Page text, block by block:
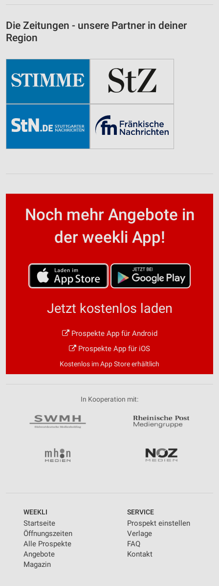
Die Zeitungen - unsere Partner in deiner
Region
Noch mehr Angebote in
der weekli App!
Jetzt kostenlos laden
Prospekte App für Android
Prospekte App für iOS
Kostenlos im App Store erhältlich
In Kooperation mit:
WEEKLI
Startseite
Öffnungszeiten
Alle Prospekte
Angebote
Magazin
SERVICE
Prospekt einstellen
Verlage
FAQ
Kontakt